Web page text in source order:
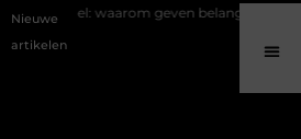
Nieuwe
artikelen
geven belangrijk is en hoe het werkt